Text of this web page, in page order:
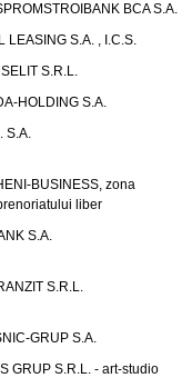
BCA S.A.
LEASING S.A. , I.C.S.
S.R.L.
HOLDING S.A.
S.A.
BUSINESS, zona
liber
S.A.
S.R.L.
GRUP S.A.
GRUP S.R.L. - art-studio